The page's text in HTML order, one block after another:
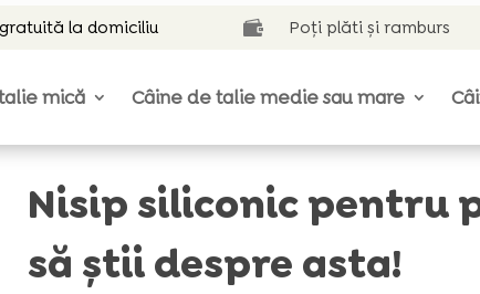
la domiciliu  Poți plăti și ramburs
mică Câine de talie medie sau mare
Nisip siliconic pentru
să știi despre asta!